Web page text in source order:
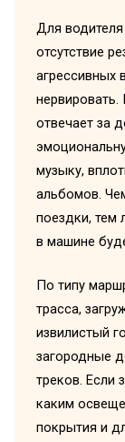
Для
отсутствие
агрессивных
отвечает за
музыку,
альбомов.
поездки, тем
в машине
По типу
трасса,
извилистый
загородные
треков. Если
каким
покрытия и